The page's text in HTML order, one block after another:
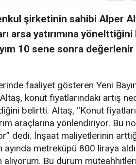
şirketinin sahibi Alper
arsa yatırımına
10 sene sonra değerlenir
faaliyet gösteren Yeni
konut fiyatlarındaki artış
belirtti. Altaş, “Konut
araçlarına yönlendiriyor. Bu
dedi. İnşaat maliyetlerinin
metreküpü 800 liraya
Bu durum